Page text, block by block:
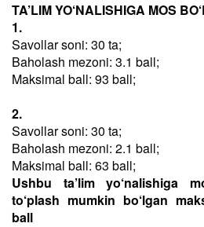
TA’LIM YO‘NALISHIGA MOS
1.
Savollar soni: 30 ta;
Baholash mezoni: 3.1 ball;
Maksimal ball: 93 ball;
2.
Savollar soni: 30 ta;
Baholash mezoni: 2.1 ball;
Maksimal ball: 63 ball;
Ushbu ta’lim yo‘nalishiga
to‘plash mumkin bo‘lgan
ball